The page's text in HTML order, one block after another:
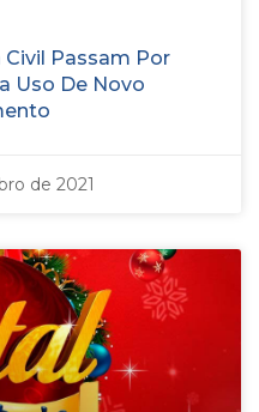
Passam Por
Uso De Novo
de 2021